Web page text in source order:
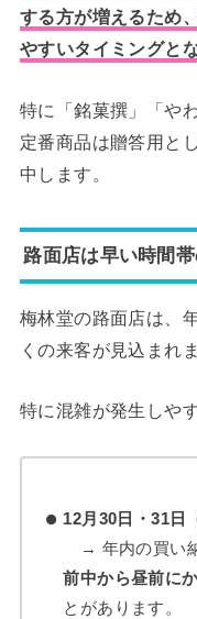
する方が増えるため
やすいタイミングと
特に「銘菓撰」「や
定番商品は贈答用と
中します。
路面店は早い時間
梅林堂の路面店は、
くの来客が見込まれま
特に混雑が発生しや
12月30日・31日
→ 年内の買い納
前中から昼前に
とがあります。